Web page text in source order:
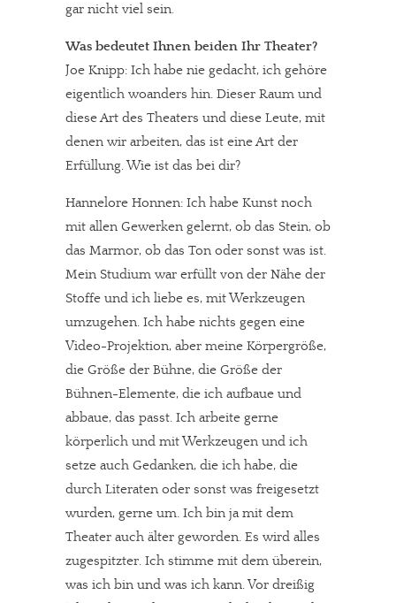
Werbung. Beide Einnahmequellen sind in den letzten Monaten
kannst Du uns mit einer kleinen Spende unterstützen.
Paypal - danke@meinesuedstadt.de
JETZT SPENDEN
gar nicht viel sein.
Was bedeutet Ihnen beiden Ihr Theater?
Joe Knipp: Ich habe nie gedacht, ich gehöre
eigentlich woanders hin. Dieser Raum und
diese Art des Theaters und diese Leute, mit
denen wir arbeiten, das ist eine Art der
Erfüllung. Wie ist das bei dir?
Hannelore Honnen: Ich habe Kunst noch
mit allen Gewerken gelernt, ob das Stein, ob
das Marmor, ob das Ton oder sonst was ist.
Mein Studium war erfüllt von der Nähe der
Stoffe und ich liebe es, mit Werkzeugen
umzugehen. Ich habe nichts gegen eine
Video-Projektion, aber meine Körpergröße,
die Größe der Bühne, die Größe der
Bühnen-Elemente, die ich aufbaue und
abbaue, das passt. Ich arbeite gerne
körperlich und mit Werkzeugen und ich
setze auch Gedanken, die ich habe, die
durch Literaten oder sonst was freigesetzt
wurden, gerne um. Ich bin ja mit dem
Theater auch älter geworden. Es wird alles
zugespitzter. Ich stimme mit dem überein,
was ich bin und was ich kann. Vor dreißig